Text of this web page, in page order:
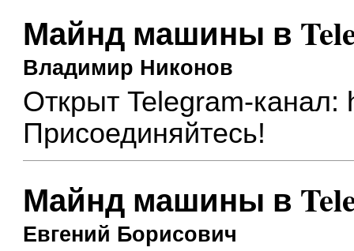
Майнд машины в
Владимир Никонов
Открыт Telegram-канал:
Присоединяйтесь!
Майнд машины в
Евгений Борисович